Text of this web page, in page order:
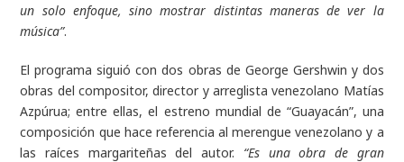
un solo enfoque, sino mostrar distintas maneras de ver la
música”.
El programa siguió con dos obras de George Gershwin y dos
obras del compositor, director y arreglista venezolano Matías
Azpúrua; entre ellas, el estreno mundial de “Guayacán”, una
composición que hace referencia al merengue venezolano y a
las raíces margariteñas del autor. “Es una obra de gran